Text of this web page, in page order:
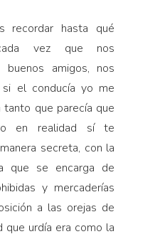
recordar hasta qué
vez que nos
buenos amigos, nos
si el conducía yo me
tanto que parecía que
en realidad sí te
secreta, con la
que se encarga de
y mercaderías
a las orejas de
que urdía era como la